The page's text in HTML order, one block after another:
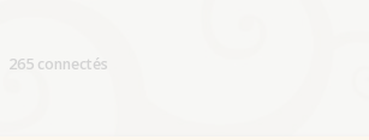
265 connectés